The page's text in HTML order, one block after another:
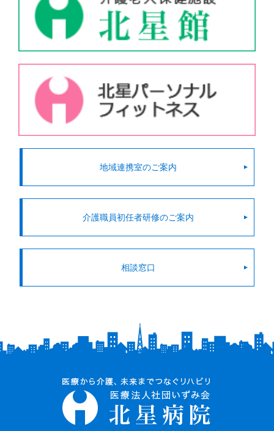
地域連携室のご案内
介護職員初任者研修のご案内
相談窓口